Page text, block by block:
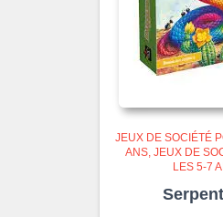
JEUX DE SOCIÉTÉ
ANS JEUX DE
LES 5-7